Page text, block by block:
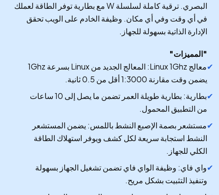
البصري. ترقية كاملة لسلسلة W مع بطارية توفر الطاقة لعملك
في أي وقت وفي أي مكان. وظيفة الخادم على الويب تحقق
الإدارة الذاتية بسهولة للجهاز.
"المميزات"
معالج Linux 1Ghz: المعالج الجديد من Linux بسرعة 1Ghz
يضمن وقت مقارنة 1:3000 أقل من 0.5 ثانية.
بطارية: بطارية طويلة العمر تضمن ما يصل إلى 10 ساعات
من التطبيق المحمول.
مستشعر بصمة الإصبع النشط باللمس: يضمن المستشعر
النشط استجابة سريعة لكل كشف ويوفر استهلاك الطاقة
الكلي للجهاز.
واي فاي: وظيفة الواي فاي تضمن تشغيل الجهاز بسهولة
وتنفيذ التثبيت بشكل مريح.